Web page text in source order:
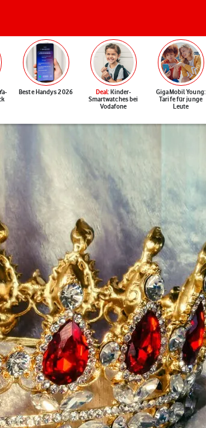
Beste Handys 2026 Deal: Kinder-
Smartwatches bei
Vodafone
GigaMobil Young:
Tarife für junge
Leute